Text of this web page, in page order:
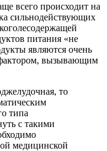
всего происходит на
сильнодействующих
питания «не
являются очень
вызывающим
то
типа
с такими
медицинской